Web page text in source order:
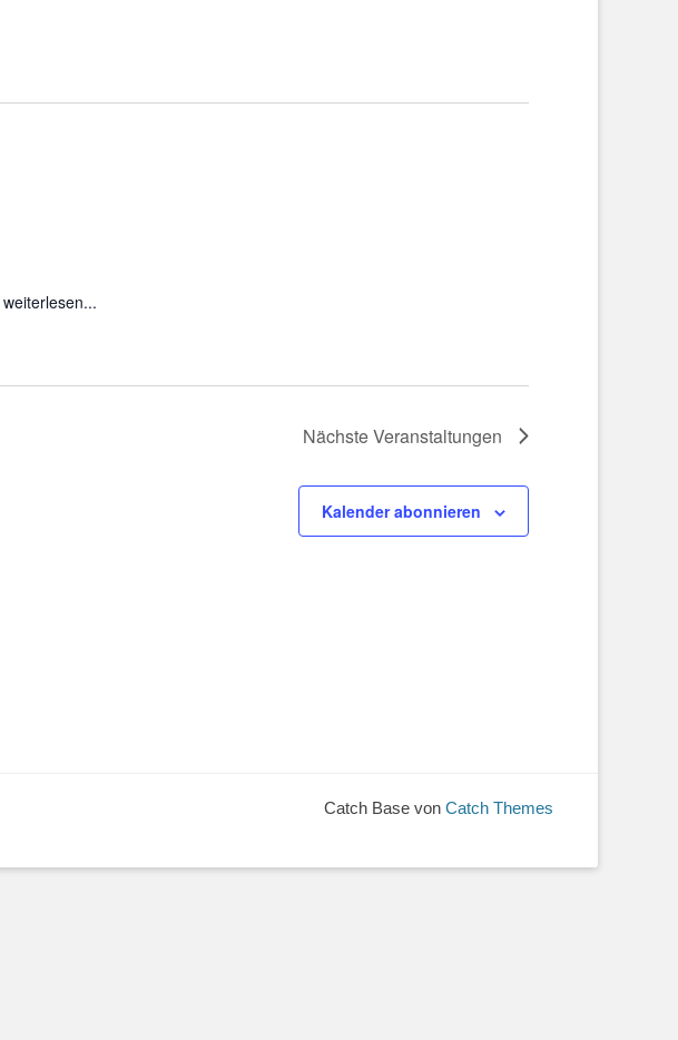
weiterlesen...
NächsteVeranstaltungen
Kalender abonnieren
Catch Base von Catch Themes